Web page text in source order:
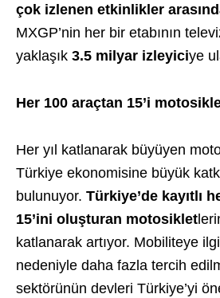
çok izlenen etkinlikler
MXGP’nin her bir etabının
yaklaşık 3.5 milyar izleyiciye
Her 100 araçtan 15’i
Her yıl katlanarak büyüyen
Türkiye ekonomisine büyük
bulunuyor. Türkiye’de kayıtlı
15’ini oluşturan motosiklet
katlanarak artıyor. Mobiliteye
nedeniyle daha fazla tercih
sektörünün devleri Türkiye’yi